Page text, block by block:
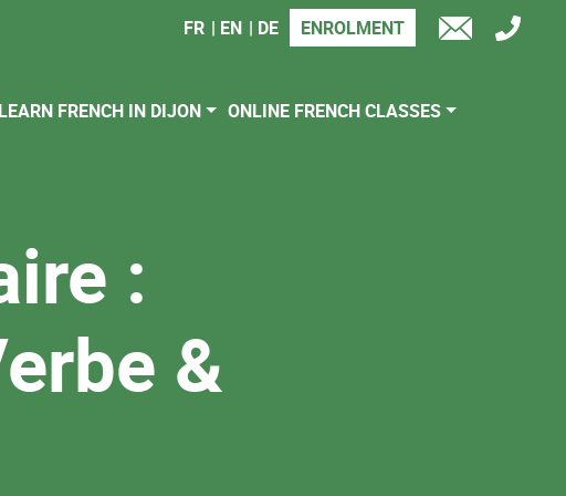
FR EN DE ENROLMENT
E-
TÉL
LEARN FRENCH IN DIJON ONLINE FRENCH CLASSES
:
&